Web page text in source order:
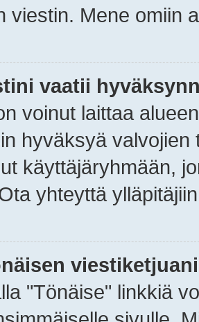
viestin. Mene omiin
vaatii
voinut laittaa
hyväksyä
käyttäjäryhmään,
yhteyttä
"Tönäise" linkkiä